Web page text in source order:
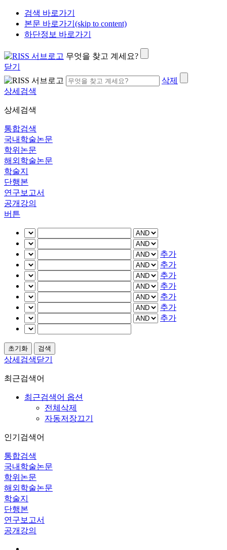
검색 바로가기
본문 바로가기(skip to content)
하단정보 바로가기
무엇을 찾고 계세요?
닫기
삭제
상세검색
상세검색
통합검색
국내학술논문
학위논문
해외학술논문
학술지
단행본
연구보고서
공개강의
버튼
추가
추가
추가
추가
추가
추가
추가
상세검색닫기
최근검색어
최근검색어 옵션
전체삭제
자동저장끄기
인기검색어
통합검색
국내학술논문
학위논문
해외학술논문
학술지
단행본
연구보고서
공개강의